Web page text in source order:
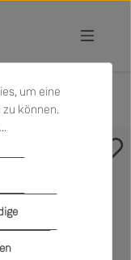
um eine
können.